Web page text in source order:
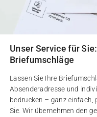
Unser Service für
Briefumschläge
Lassen Sie Ihre
Absenderadresse und
bedrucken – ganz
Sie. Wir übernehmen den